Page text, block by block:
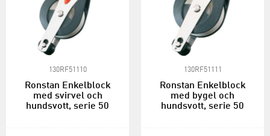
130RF51110
Ronstan Enkelblock
med svirvel och
hundsvott, serie 50
130RF51111
Ronstan Enkelblock
med bygel och
hundsvott, serie 50